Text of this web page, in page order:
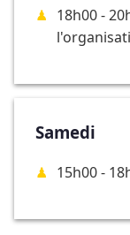
18h00 -
Samedi
15h00 -